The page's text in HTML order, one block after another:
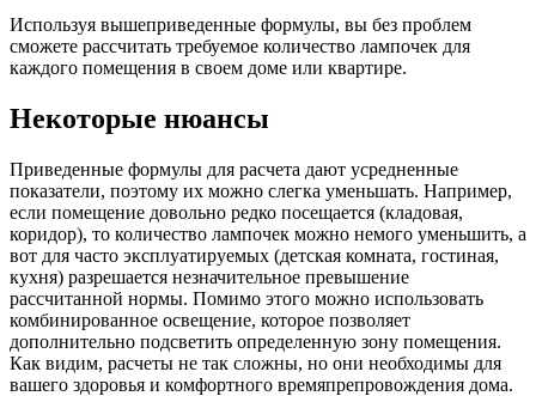
Используя вышеприведенные формулы, вы без проблем
сможете рассчитать требуемое количество лампочек для
каждого помещения в своем доме или квартире.
Некоторые нюансы
Приведенные формулы для расчета дают усредненные
показатели, поэтому их можно слегка уменьшать. Например,
если помещение довольно редко посещается (кладовая,
коридор), то количество лампочек можно немого уменьшить, а
вот для часто эксплуатируемых (детская комната, гостиная,
кухня) разрешается незначительное превышение
рассчитанной нормы. Помимо этого можно использовать
комбинированное освещение, которое позволяет
дополнительно подсветить определенную зону помещения.
Как видим, расчеты не так сложны, но они необходимы для
вашего здоровья и комфортного времяпрепровождения дома.